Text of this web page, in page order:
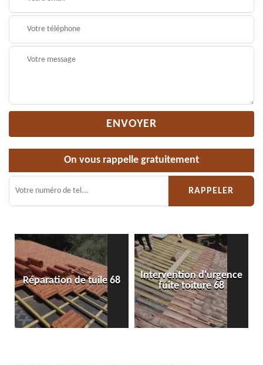
On vous rappelle gratuitement
Réparation de tuile 68
Intervention d'urgence
fuite toiture 68